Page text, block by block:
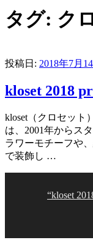
タグ: ク
投稿日: 2018年7月
kloset 2018
kloset（クロセッ
は、2001年からス
ラワーモチーフや
で装飾し …
“kloset